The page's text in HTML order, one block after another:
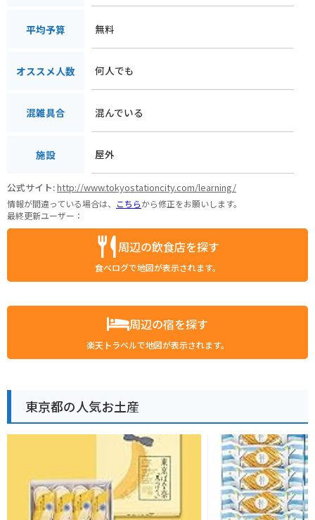
平均予算 無料
オススメ人数 何人でも
混雑具合 混んでいる
施設 屋外
公式サイト:http://www.tokyostationcity.com/learning/
情報が間違っている場合は、 こちらから修正をお願いします。
最終更新ユーザー：
周辺の飲食店を探す
食べログで地図が表示されます。
周辺の宿を探す
楽天トラベルで地図が表示されます。
東京都の人気お土産